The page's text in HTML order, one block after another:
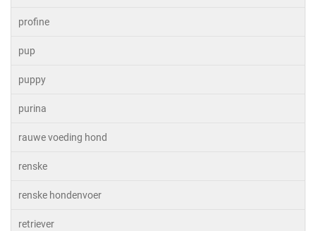
profine
pup
puppy
purina
rauwe voeding hond
renske
renske hondenvoer
retriever